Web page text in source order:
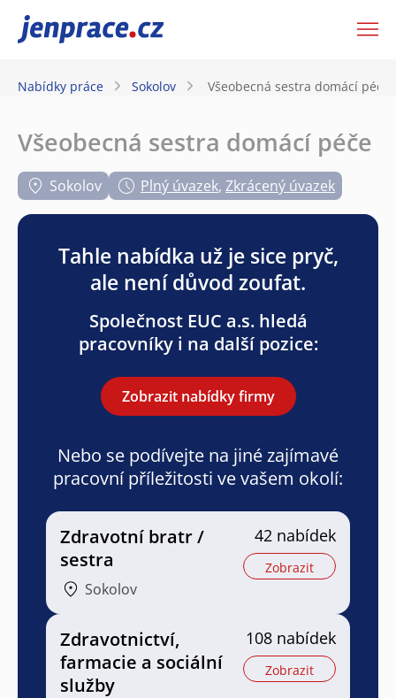
JenPráce.cz
Nabídky práce Sokolov Všeobecná sestra domácí péče
Všeobecná sestra domácí péče
Sokolov Plný úvazek, Zkrácený úvazek
Tahle nabídka už je sice pryč,
ale není důvod zoufat.
Společnost EUC a.s. hledá
pracovníky i na další pozice:
Zobrazit nabídky firmy
Nebo se podívejte na jiné zajímavé
pracovní příležitosti ve vašem okolí:
Zdravotní bratr /
sestra
Sokolov
42 nabídek
Zobrazit
Zdravotnictví,
farmacie a sociální
služby
108 nabídek
Zobrazit